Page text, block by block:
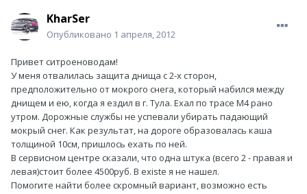
KharSer
Опубликовано 1 апреля, 2012
Привет ситроеноводам!
У меня отвалилась защита днища с 2-х сторон,
предположительно от мокрого снега, который набился между
днищем и ею, когда я ездил в г. Тула. Ехал по трасе М4 рано
утром. Дорожные службы не успевали убирать падающий
мокрый снег. Как результат, на дороге образовалась каша
толщиной 10см, пришлось ехать по ней.
В сервисном центре сказали, что одна штука (всего 2 - правая и
левая)стоит более 4500руб. В existe я не нашел.
Помогите найти более скромный вариант, возможно есть